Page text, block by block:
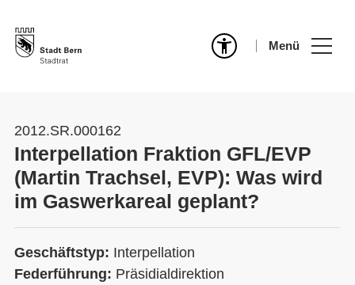
Menü
2012.SR.000162
Interpellation Fraktion GFL/EVP
(Martin Trachsel, EVP): Was wird
im Gaswerkareal geplant?
Geschäftstyp: Interpellation
Federführung: Präsidialdirektion